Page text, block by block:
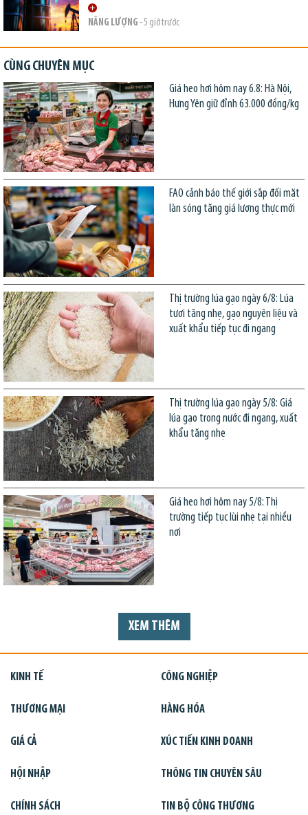
NĂNG LƯỢNG - 5 giờ trước
CÙNG CHUYÊN MỤC
Giá heo hơi hôm nay 6.8: Hà Nội,
Hưng Yên giữ đỉnh 63.000 đồng/kg
FAO cảnh báo thế giới sắp đối mặt
làn sóng tăng giá lương thực mới
Thị trường lúa gạo ngày 6/8: Lúa
tươi tăng nhẹ, gạo nguyên liệu và
xuất khẩu tiếp tục đi ngang
Thị trường lúa gạo ngày 5/8: Giá
lúa gạo trong nước đi ngang, xuất
khẩu tăng nhẹ
Giá heo hơi hôm nay 5/8: Thị
trường tiếp tục lùi nhẹ tại nhiều
nơi
XEM THÊM
KINH TẾ CÔNG NGHIỆP
THƯƠNG MẠI HÀNG HÓA
GIÁ CẢ XÚC TIẾN KINH DOANH
HỘI NHẬP THÔNG TIN CHUYÊN SÂU
CHÍNH SÁCH TIN BỘ CÔNG THƯƠNG